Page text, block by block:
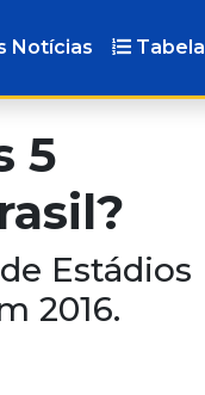
Notícias Tabela
5
Estádios
2016.